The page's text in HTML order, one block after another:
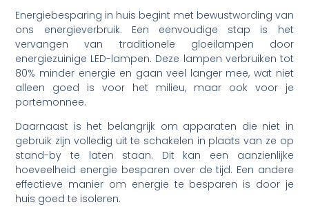
Energiebesparing in huis begint met bewustwording van
ons energieverbruik. Een eenvoudige stap is het
vervangen van traditionele gloeilampen door
energiezuinige LED-lampen. Deze lampen verbruiken tot
80% minder energie en gaan veel langer mee, wat niet
alleen goed is voor het milieu, maar ook voor je
portemonnee.
Daarnaast is het belangrijk om apparaten die niet in
gebruik zijn volledig uit te schakelen in plaats van ze op
stand-by te laten staan. Dit kan een aanzienlijke
hoeveelheid energie besparen over de tijd. Een andere
effectieve manier om energie te besparen is door je
huis goed te isoleren.